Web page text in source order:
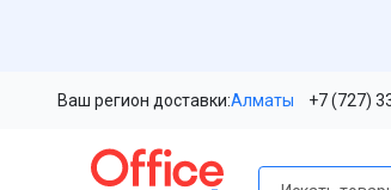
Ваш регион доставки:Алматы +7 (727)